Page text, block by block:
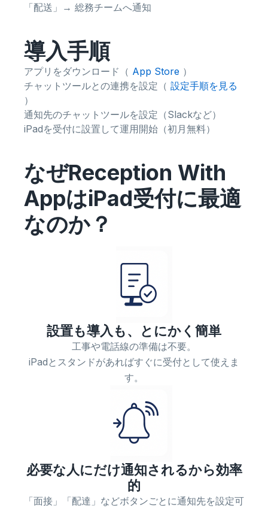
「配送」→ 総務チームへ通知
導入手順
アプリをダウンロード（ App Store ）
チャットツールとの連携を設定（ 設定手順を見る
）
通知先のチャットツールを設定（Slackなど）
iPadを受付に設置して運用開始（初月無料）
なぜReception With
AppはiPad受付に最適
なのか？
設置も導入も、とにかく簡単
工事や電話線の準備は不要。
iPadとスタンドがあればすぐに受付として使えま
す。
必要な人にだけ通知されるから効率
的
「面接」「配達」などボタンごとに通知先を設定可